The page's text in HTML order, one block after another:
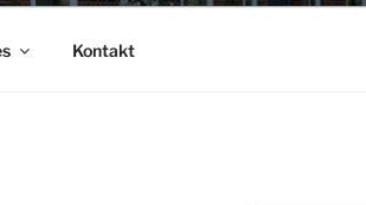
Kontakt